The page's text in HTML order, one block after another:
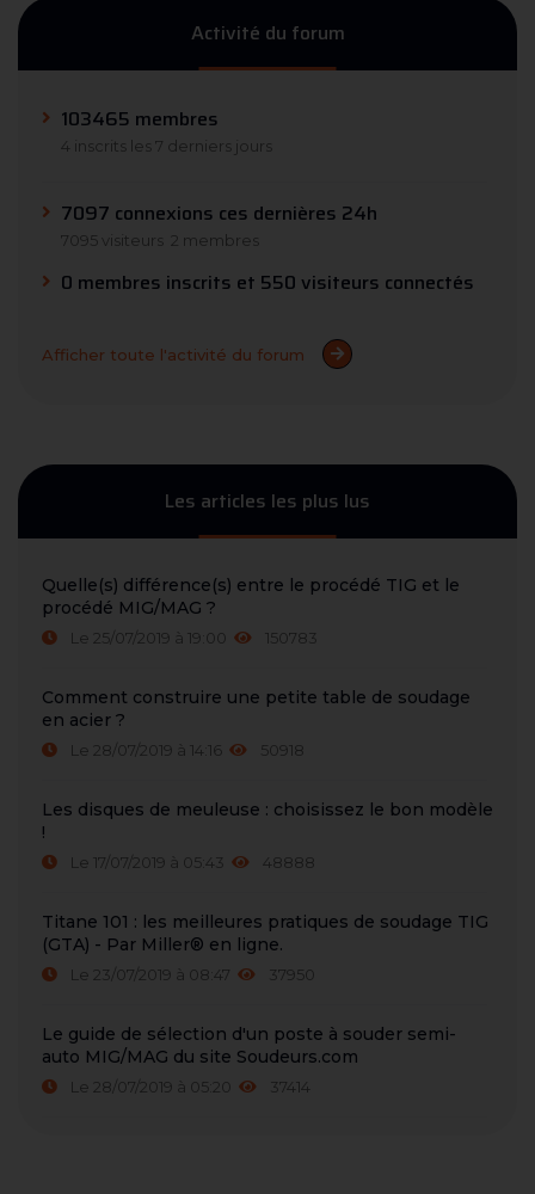
Activité du forum
103465 membres
4 inscrits les 7 derniers jours
7097 connexions ces dernières 24h
7095 visiteurs 2 membres
0 membres inscrits et 550 visiteurs connectés
Afficher toute l'activité du forum
Les articles les plus lus
Quelle(s) différence(s) entre le procédé TIG et le
procédé MIG/MAG ?
Le 25/07/2019 à 19:00 150783
Comment construire une petite table de soudage
en acier ?
Le 28/07/2019 à 14:16 50918
Les disques de meuleuse : choisissez le bon modèle
!
Le 17/07/2019 à 05:43 48888
Titane 101 : les meilleures pratiques de soudage TIG
(GTA) - Par Miller® en ligne.
Le 23/07/2019 à 08:47 37950
Le guide de sélection d'un poste à souder semi-
auto MIG/MAG du site Soudeurs.com
Le 28/07/2019 à 05:20 37414